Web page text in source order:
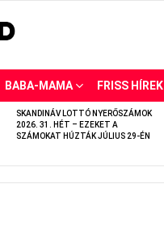
BABA-MAMA FRISS HÍREK
SKANDINÁV LOTTÓ NYERŐSZÁMOK
2026. 31. HÉT – EZEKET A
SZÁMOKAT HÚZTÁK JÚLIUS 29-ÉN